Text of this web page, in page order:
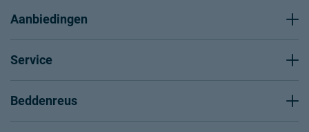
Aanbiedingen
Service
Beddenreus